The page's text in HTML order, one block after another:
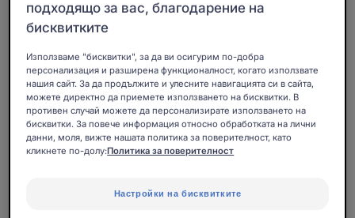
Технична, прецизна и лесна за употреба:
Интерденталните четки ELGYDIUM CLINIC Trio
улесняват почистването на труднодостъпни места.
подходящо за вас, благодарение на
бисквитките
Използваме "бисквитки", за да ви осигурим по-добра
персонализация и разширена функционалност, когато използвате
нашия сайт. За да продължите и улесните навигацията си в сайта,
можете директно да приемете използването на бисквитки. В
противен случай можете да персонализирате използването на
бисквитки. За повече информация относно обработката на лични
данни, моля, вижте нашата политика за поверителност, като
кликнете по-долу:Политика за поверителност
Настройки на бисквитките